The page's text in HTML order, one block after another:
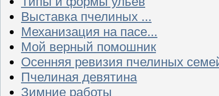
Выставка пчелиных ...
Механизация на пасе...
Мой верный помошник
Осенняя ревизия пчелиных
Пчелиная девятина
Зимние работы